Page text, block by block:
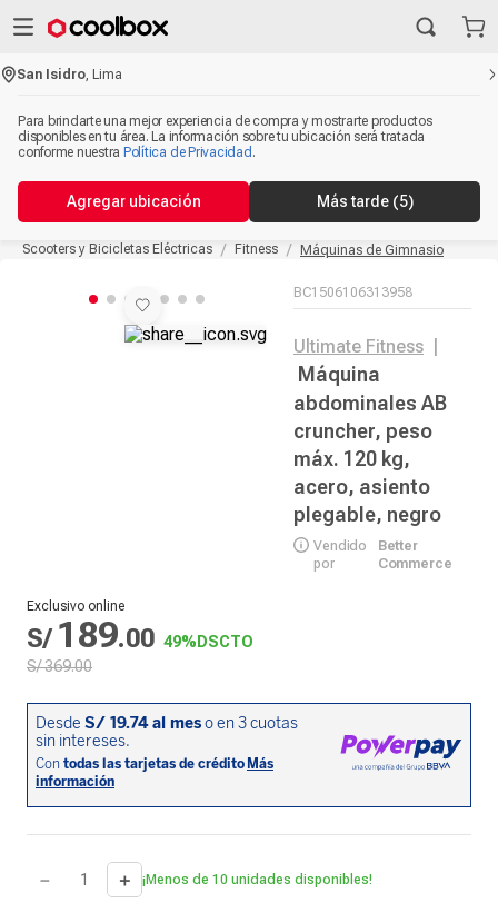
San Isidro ,Lima
Para brindarte una mejor experiencia de compra y mostrarte productos
disponibles en tu área. La información sobre tu ubicación será tratada
conforme nuestra Política de Privacidad .
Agregar ubicación Más tarde (5)
Scooters y Bicicletas Eléctricas Fitness Máquinas de Gimnasio
BC1506106313958
Ultimate Fitness
Máquina
abdominales AB
cruncher, peso
máx. 120 kg,
acero, asiento
plegable, negro
Vendido
por
Better
Commerce
Exclusivo online
S/ 189.00 49% DSCTO
S/369.00
＋
－ ¡Menos de 10 unidades disponibles!